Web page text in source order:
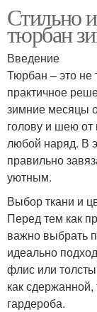
Стильно
тюрбан
Введение
Тюрбан – это не
практичное
зимние месяцы
голову и шею от
любой наряд. В
правильно
уютным.
Выбор ткани и
Перед тем как
важно выбрать
идеально
флис или
как сдержанной,
гардероба.